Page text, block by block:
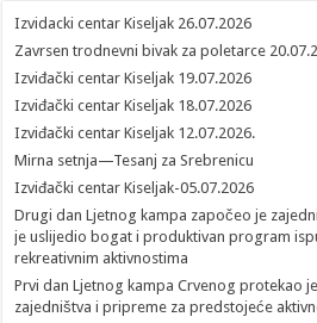
Izvidacki centar Kiseljak 26.07.2026
Zavrsen trodnevni bivak za poletarce
Izviđački centar Kiseljak 19.07.2026
Izviđački centar Kiseljak 18.07.2026
Izviđački centar Kiseljak 12.07.2026.
Mirna setnja—Tesanj za Srebrenicu
Izviđački centar Kiseljak-05.07.2026
Drugi dan Ljetnog kampa započeo je
je uslijedio bogat i produktivan program
rekreativnim aktivnostima
Prvi dan Ljetnog kampa Crvenog protekao
zajedništva i pripreme za predstojeće